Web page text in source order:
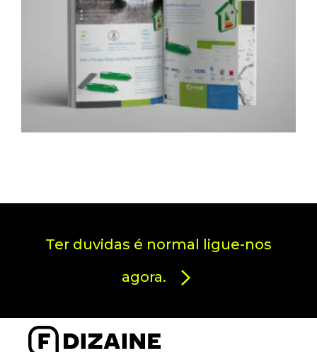
Ter duvidas é normal ligue-nos
agora.